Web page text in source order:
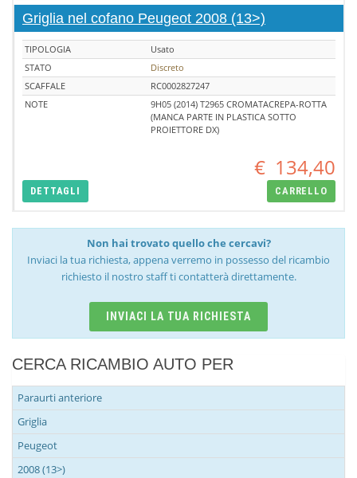
Griglia nel cofano Peugeot 2008 (13>)
TIPOLOGIA
Usato
STATO
Discreto
SCAFFALE
RC0002827247
NOTE
9H05 (2014) T2965 CROMATACREPA-ROTTA
(MANCA PARTE IN PLASTICA SOTTO
PROIETTORE DX)
€ 134,40
DETTAGLI CARRELLO
Non hai trovato quello che cercavi?
Inviaci la tua richiesta, appena verremo in possesso del ricambio
richiesto il nostro staff ti contatterà direttamente.
INVIACI LA TUA RICHIESTA
CERCA RICAMBIO AUTO PER
Paraurti anteriore
Griglia
Peugeot
2008 (13>)